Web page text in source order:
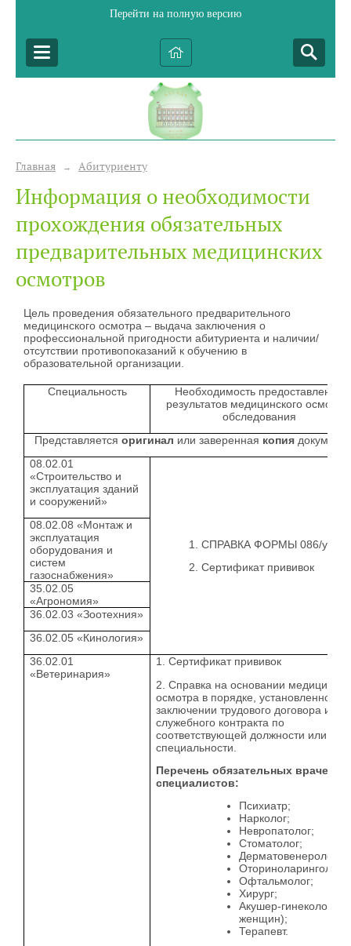
Перейти на полную версию
Главная → Абитуриенту
Информация о необходимости
прохождения обязательных
предварительных медицинских
осмотров
Цель проведения обязательного предварительного
медицинского осмотра – выдача заключения о
профессиональной пригодности абитуриента и наличии/
отсутствии противопоказаний к обучению в
образовательной организации.
Специальность
Необходимость предоставления
результатов медицинского осмотра/
обследования
Представляется оригинал или заверенная копия
08.02.01
«Строительство и
эксплуатация зданий
и сооружений»
СПРАВКА ФОРМЫ 086/у.
Сертификат прививок
08.02.08 «Монтаж и
эксплуатация
оборудования и
систем
газоснабжения»
35.02.05
«Агрономия»
36.02.03 «Зоотехния»
36.02.05 «Кинология»
36.02.01
«Ветеринария»
1. Сертификат прививок
2. Справка на основании
осмотра в порядке, установленном
заключении трудового договора или
служебного контракта по
соответствующей должности или
специальности.
Перечень обязательных врачей-
специалистов:
Психиатр;
Нарколог;
Невропатолог;
Стоматолог;
Дерматовенеролог;
Оториноларинголог;
Офтальмолог;
Хирург;
Акушер-гинеколог
женщин);
Терапевт.